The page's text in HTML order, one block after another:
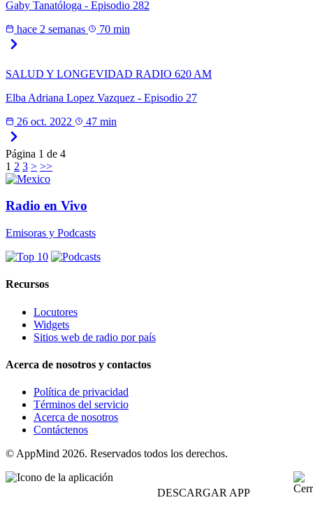
Gaby Tanatóloga - Episodio 282
hace 2 semanas
70 min
SALUD Y LONGEVIDAD RADIO 620 AM
Elba Adriana Lopez Vazquez - Episodio 27
26 oct. 2022
47 min
Página 1 de 4
1 2 3 > >>
Radio en Vivo
Emisoras y Podcasts
Recursos
Locutores
Widgets
Sitios web de radio por país
Acerca de nosotros y contactos
Política de privacidad
Términos del servicio
Acerca de nosotros
Contáctenos
© AppMind 2026. Reservados todos los derechos.
DESCARGAR APP